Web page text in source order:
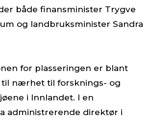
både finansminister Trygve
og landbruksminister Sandra
for plasseringen er blant
nærhet til forsknings- og
i Innlandet. I en
administrerende direktør i